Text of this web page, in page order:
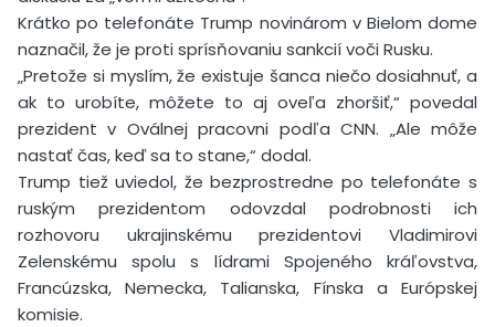
Krátko po telefonáte Trump novinárom v Bielom dome
naznačil, že je proti sprísňovaniu sankcií voči Rusku.
„Pretože si myslím, že existuje šanca niečo dosiahnuť, a
ak to urobíte, môžete to aj oveľa zhoršiť,“ povedal
prezident v Oválnej pracovni podľa CNN. „Ale môže
nastať čas, keď sa to stane,“ dodal.
Trump tiež uviedol, že bezprostredne po telefonáte s
ruským prezidentom odovzdal podrobnosti ich
rozhovoru ukrajinskému prezidentovi Vladimirovi
Zelenskému spolu s lídrami Spojeného kráľovstva,
Francúzska, Nemecka, Talianska, Fínska a Európskej
komisie.